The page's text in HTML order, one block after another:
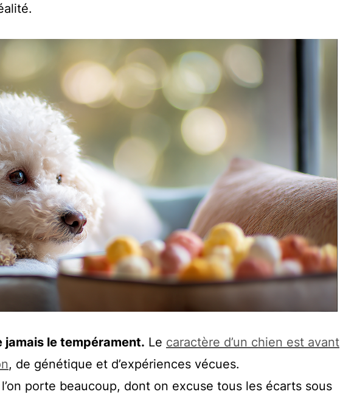
jamais le tempérament. Le caractère d’un chien est avant
, de génétique et d’expériences vécues.
porte beaucoup, dont on excuse tous les écarts sous